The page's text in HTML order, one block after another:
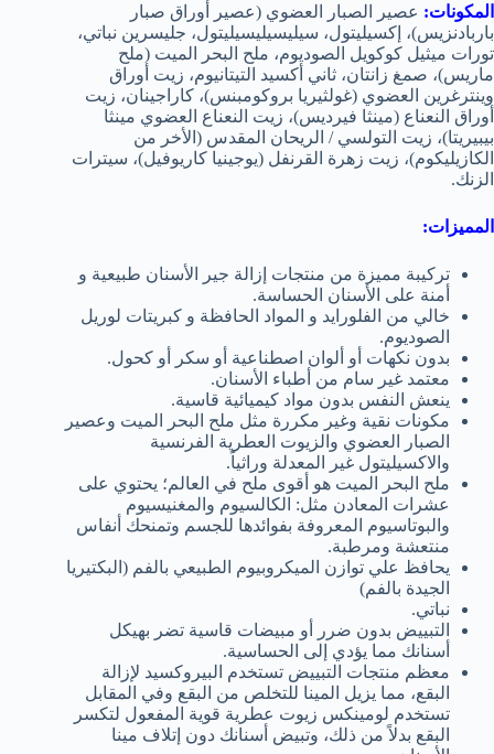
المكونات: عصير الصبار العضوي (عصير أوراق صبار
باربادنزيس)، إكسيليتول، سيليسيليسيليتول، جليسرين نباتي،
تورات ميثيل كوكويل الصوديوم، ملح البحر الميت (ملح
ماريس)، صمغ زانتان، ثاني أكسيد التيتانيوم، زيت أوراق
وينترغرين العضوي (غولثيريا بروكومبنس)، كاراجينان، زيت
أوراق النعناع (مينثا فيرديس)، زيت النعناع العضوي مينثا
بيبيريتا)، زيت التولسي / الريحان المقدس (الأخر من
الكازيليكوم)، زيت زهرة القرنفل (يوجينيا كاريوفيل)، سيترات
الزنك.
المميزات:
تركيبة مميزة من منتجات إزالة جير الأسنان طبيعية و
أمنة على الأسنان الحساسة.
خالي من الفلورايد و المواد الحافظة و كبريتات لوريل
الصوديوم.
بدون نكهات أو ألوان اصطناعية أو سكر أو كحول.
معتمد غير سام من أطباء الأسنان.
ينعش النفس بدون مواد كيميائية قاسية.
مكونات نقية وغير مكررة مثل ملح البحر الميت وعصير
الصبار العضوي والزيوت العطرية الفرنسية
والاكسيليتول غير المعدلة وراثياً.
ملح البحر الميت هو أقوى ملح في العالم؛ يحتوي على
عشرات المعادن مثل: الكالسيوم والمغنيسيوم
والبوتاسيوم المعروفة بفوائدها للجسم وتمنحك أنفاس
منتعشة ومرطبة.
يحافظ علي توازن الميكروبيوم الطبيعي بالفم (البكتيريا
الجيدة بالفم)
نباتي.
التبييض بدون ضرر أو مبيضات قاسية تضر بهيكل
أسنانك مما يؤدي إلى الحساسية.
معظم منتجات التبييض تستخدم البيروكسيد لإزالة
البقع، مما يزيل المينا للتخلص من البقع وفي المقابل
تستخدم لومينكس زيوت عطرية قوية المفعول لتكسر
البقع بدلاً من ذلك، وتبيض أسنانك دون إتلاف مينا